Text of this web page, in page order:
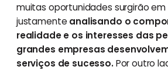
muitas oportunidades surgirão em
justamente analisando o
realidade e os interesses das
grandes empresas
serviços de sucesso.Por outro